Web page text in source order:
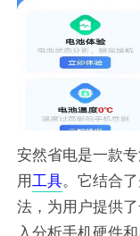
安然省电是一款
用工具。它结合
法，为用户提供
入分析手机硬件